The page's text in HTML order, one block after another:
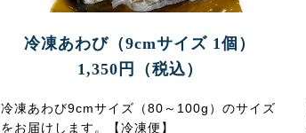
冷凍あわび（9cmサイズ 1個）
1,350円（税込）
冷凍あわび9cmサイズ（80～100g）のサイズ
をお届けします。【冷凍便】